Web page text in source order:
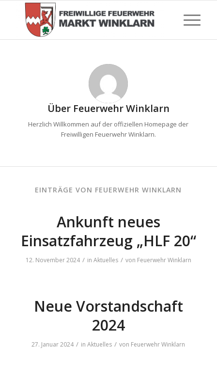
Über Feuerwehr Winklarn
Herzlich Willkommen auf der offiziellen Homepage der
Freiwilligen Feuerwehr Winklarn.
EINTRÄGE VON FEUERWEHR WINKLARN
Ankunft neues
Einsatzfahrzeug „HLF 20“
12. November 2024 / in Aktuelles / von Feuerwehr Winklarn
Neue Vorstandschaft
2024
27. Januar 2024 / inAktuelles / von Feuerwehr Winklarn